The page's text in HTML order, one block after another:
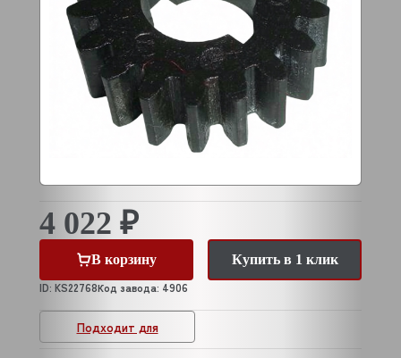
Подходит для
4 022 ₽
В корзину
Купить в 1 клик
ID: KS22768Код завода: 4906